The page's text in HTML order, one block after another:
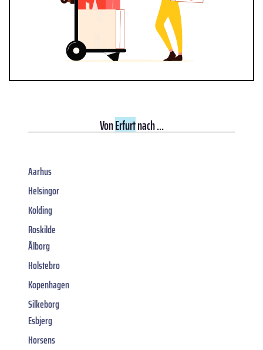
VonErfurtnach ...
Aarhus
Helsingor
Kolding
Roskilde
Ålborg
Holstebro
Kopenhagen
Silkeborg
Esbjerg
Horsens